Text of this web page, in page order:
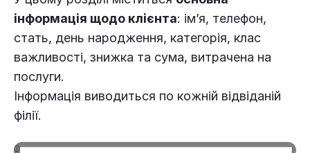
інформація щодо клієнта: ім’я, телефон,
стать, день народження, категорія, клас
важливості, знижка та сума, витрачена на
послуги.
Інформація виводиться по кожній відвіданій
філії.